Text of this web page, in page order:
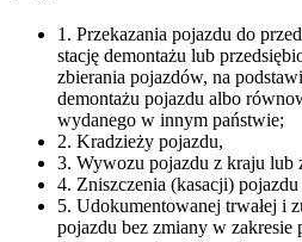
1. Przekazania pojazdu do
stację demontażu lub
zbierania pojazdów, na
demontażu pojazdu albo
wydanego w innym państwie;
2. Kradzieży pojazdu,
3. Wywozu pojazdu z kraju lub
4. Zniszczenia (kasacji) pojazdu
5. Udokumentowanej trwałej i
pojazdu bez zmiany w zakresie